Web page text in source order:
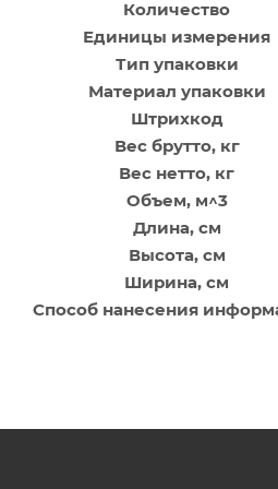
Количество
Единицы измерения
Тип упаковки
Материал упаковки
Штрихкод
Вес брутто, кг
Вес нетто, кг
Объем, м^3
Длина, см
Высота, см
Ширина, см
Способ нанесения